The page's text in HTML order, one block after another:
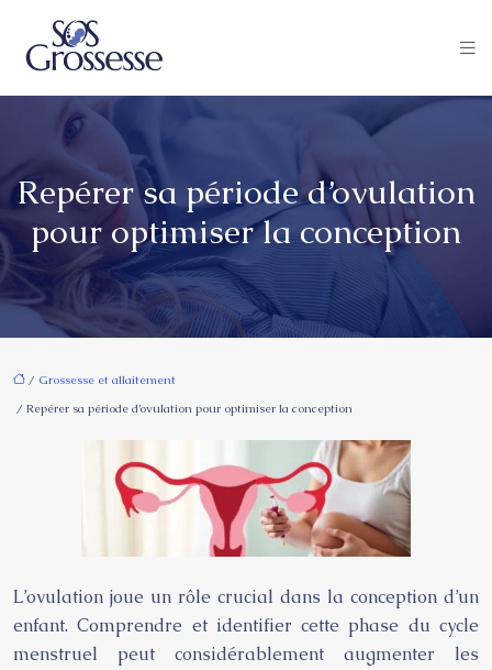
Repérer sa période d’ovulation
pour optimiser la conception
/ Grossesse et allaitement
/ Repérer sa période d’ovulation pour optimiser la conception
L’ovulation joue un rôle crucial dans la conception d’un
enfant. Comprendre et identifier cette phase du cycle
menstruel peut considérablement augmenter les